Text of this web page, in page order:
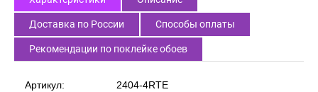
Доставка по России Способы оплаты
Рекомендации по поклейке обоев
Артикул: 2404-4RTE